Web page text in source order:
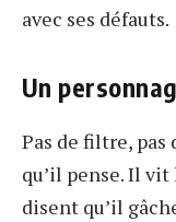
avec ses défauts.
Un
Pas de filtre,
qu’il pense. Il
disent qu’il